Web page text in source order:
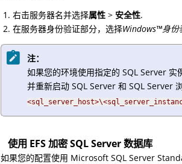
右击服务器名并选择属性 > 安全性.
在服务器身份验证部分，选择Windows™身份
注：
如果您的环境使用指定的 SQL Server
并重新启动 SQL Server 和 SQL Server
使用 EFS 加密 SQL Server 数据库
如果您的配置使用 Microsoft SQL Server